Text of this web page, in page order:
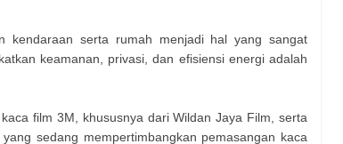
kendaraan serta rumah menjadi hal yang sangat
keamanan, privasi, dan efisiensi energi adalah
film 3M, khususnya dari Wildan Jaya Film, serta
sedang mempertimbangkan pemasangan kaca